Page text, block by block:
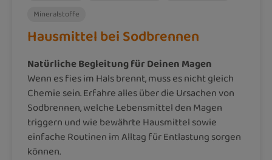
Mineralstoffe
Hausmittel bei Sodbrennen
Natürliche Begleitung für Deinen Magen
Wenn es fies im Hals brennt, muss es nicht gleich
Chemie sein. Erfahre alles über die Ursachen von
Sodbrennen, welche Lebensmittel den Magen
triggern und wie bewährte Hausmittel sowie
einfache Routinen im Alltag für Entlastung sorgen
können.